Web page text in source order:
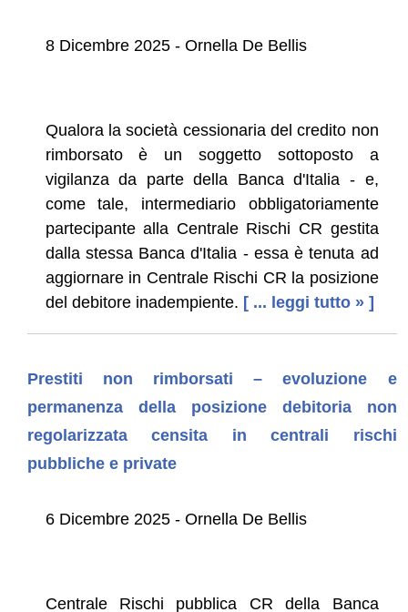
8 Dicembre 2025 - Ornella De Bellis
Qualora la società cessionaria del credito non
rimborsato è un soggetto sottoposto a
vigilanza da parte della Banca d'Italia - e,
come tale, intermediario obbligatoriamente
partecipante alla Centrale Rischi CR gestita
dalla stessa Banca d'Italia - essa è tenuta ad
aggiornare in Centrale Rischi CR la posizione
del debitore inadempiente. [ ... leggi tutto » ]
Prestiti non rimborsati – evoluzione e
permanenza della posizione debitoria non
regolarizzata censita in centrali rischi
pubbliche e private
6 Dicembre 2025 - Ornella De Bellis
Centrale Rischi pubblica CR della Banca